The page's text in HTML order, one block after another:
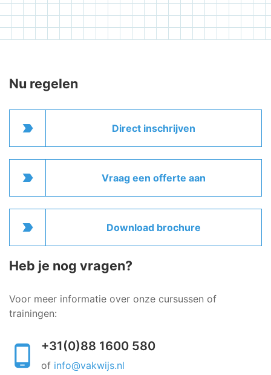
Nu regelen
label_important Direct inschrijven
label_important Vraag een offerte aan
label_important Download brochure
Heb je nog vragen?
Voor meer informatie over onze cursussen of
trainingen:
+31(0)88 1600 580
of info@vakwijs.nl